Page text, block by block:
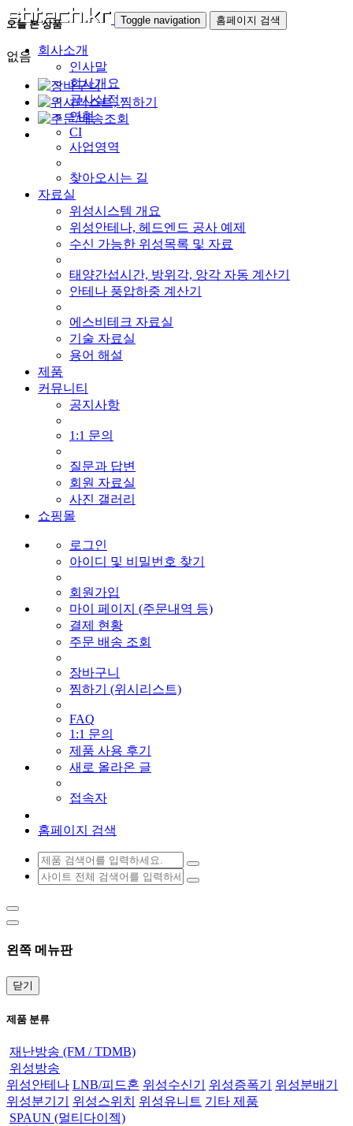
Toggle navigation 홈페이지 검색
회사소개
인사말
회사개요
공사실적
연혁
CI
사업영역
찾아오시는 길
자료실
위성시스템 개요
위성안테나, 헤드엔드 공사 예제
수신 가능한 위성목록 및 자료
태양간섭시간, 방위각, 앙각 자동 계산기
안테나 풍압하중 계산기
에스비테크 자료실
기술 자료실
용어 해설
제품
커뮤니티
공지사항
1:1 문의
질문과 답변
회원 자료실
사진 갤러리
쇼핑몰
로그인
아이디 및 비밀번호 찾기
회원가입
마이 페이지 (주문내역 등)
결제 현황
주문 배송 조회
장바구니
찜하기 (위시리스트)
FAQ
1:1 문의
제품 사용 후기
새로 올라온 글
접속자
홈페이지 검색
왼쪽 메뉴판
닫기
제품 분류
재난방송 (FM / TDMB)
위성방송
위성안테나 LNB/피드혼 위성수신기 위성증폭기
위성분배기
위성분기기
위성스위치 위성유니트 기타 제품
SPAUN (멀티다이젝)
오늘 본 상품
없음